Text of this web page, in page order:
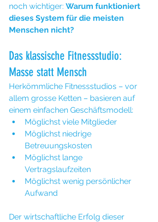
noch wichtiger: Warum funktioniert
dieses System für die meisten
Menschen nicht?
Das klassische Fitnessstudio:
Masse statt Mensch
Herkömmliche Fitnessstudios – vor
allem grosse Ketten – basieren auf
einem einfachen Geschäftsmodell:
Möglichst viele Mitglieder
Möglichst niedrige
Betreuungskosten
Möglichst lange
Vertragslaufzeiten
Möglichst wenig persönlicher
Aufwand
Der wirtschaftliche Erfolg dieser